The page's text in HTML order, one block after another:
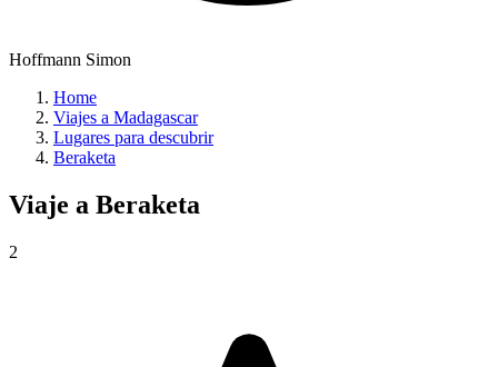
Hoffmann Simon
Home
Viajes a Madagascar
Lugares para descubrir
Beraketa
Viaje a Beraketa
2